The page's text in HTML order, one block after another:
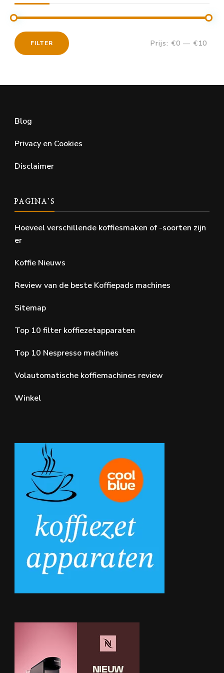
FILTER Prijs: €0 — €10
Blog
Privacy en Cookies
Disclaimer
PAGINA’S
Hoeveel verschillende koffiesmaken of -soorten zijn
er
Koffie Nieuws
Review van de beste Koffiepads machines
Sitemap
Top 10 filter koffiezetapparaten
Top 10 Nespresso machines
Volautomatische koffiemachines review
Winkel